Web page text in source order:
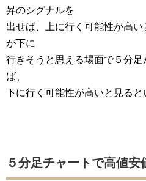
昇のシグナルを
出せば、上に行く可能性が高
が下に
行きそうと思える場面で５分
ば、
下に行く可能性が高いと見ると
５分足チャートで高値安